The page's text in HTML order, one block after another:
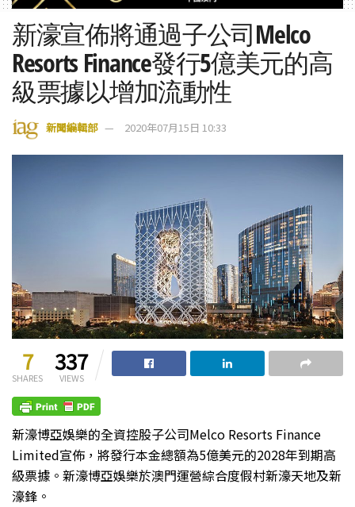
新濠宣佈將通過子公司Melco
Resorts Finance發行5億美元的高
級票據以增加流動性
新聞編輯部 2020年07月15日 10:33
7
SHARES
337
VIEWS
新濠博亞娛樂的全資控股子公司Melco Resorts Finance
Limited宣佈，將發行本金總額為5億美元的2028年到期高
級票據。新濠博亞娛樂於澳門運營綜合度假村新濠天地及新
濠鋒。